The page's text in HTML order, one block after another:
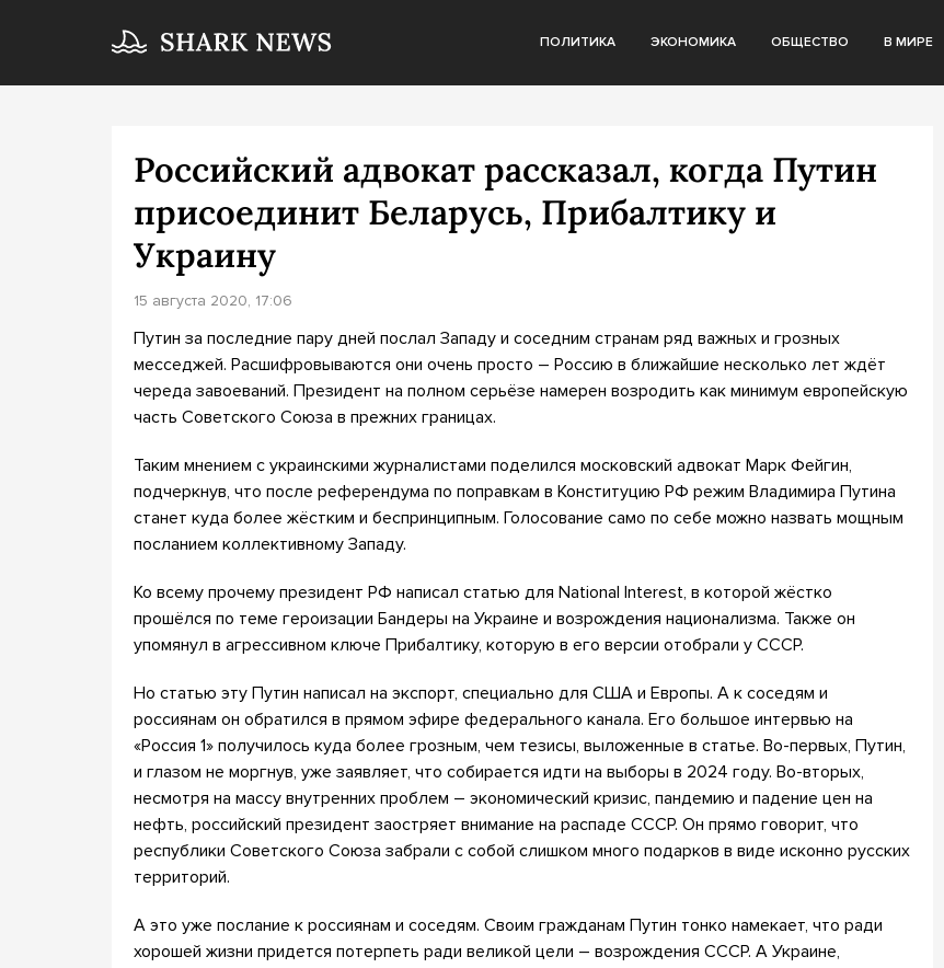
ПОЛИТИКА ЭКОНОМИКА ОБЩЕСТВО В МИРЕ
Российский адвокат рассказал, когда Путин
присоединит Беларусь, Прибалтику и
Украину
15 августа 2020, 17:06
Путин за последние пару дней послал Западу и соседним странам ряд важных и грозных
месседжей. Расшифровываются они очень просто – Россию в ближайшие несколько лет ждёт
череда завоеваний. Президент на полном серьёзе намерен возродить как минимум европейскую
часть Советского Союза в прежних границах.
Таким мнением с украинскими журналистами поделился московский адвокат Марк Фейгин,
подчеркнув, что после референдума по поправкам в Конституцию РФ режим Владимира Путина
станет куда более жёстким и беспринципным. Голосование само по себе можно назвать мощным
посланием коллективному Западу.
Ко всему прочему президент РФ написал статью для National Interest, в которой жёстко
прошёлся по теме героизации Бандеры на Украине и возрождения национализма. Также он
упомянул в агрессивном ключе Прибалтику, которую в его версии отобрали у СССР.
Но статью эту Путин написал на экспорт, специально для США и Европы. А к соседям и
россиянам он обратился в прямом эфире федерального канала. Его большое интервью на
«Россия 1» получилось куда более грозным, чем тезисы, выложенные в статье. Во-первых, Путин,
и глазом не моргнув, уже заявляет, что собирается идти на выборы в 2024 году. Во-вторых,
несмотря на массу внутренних проблем – экономический кризис, пандемию и падение цен на
нефть, российский президент заостряет внимание на распаде СССР. Он прямо говорит, что
республики Советского Союза забрали с собой слишком много подарков в виде исконно русских
территорий.
А это уже послание к россиянам и соседям. Своим гражданам Путин тонко намекает, что ради
хорошей жизни придется потерпеть ради великой цели – возрождения СССР. А Украине,